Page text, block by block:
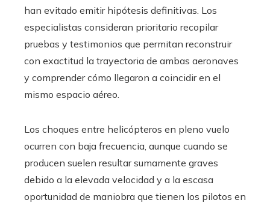
han evitado emitir hipótesis definitivas. Los
especialistas consideran prioritario recopilar
pruebas y testimonios que permitan reconstruir
con exactitud la trayectoria de ambas aeronaves
y comprender cómo llegaron a coincidir en el
mismo espacio aéreo.
Los choques entre helicópteros en pleno vuelo
ocurren con baja frecuencia, aunque cuando se
producen suelen resultar sumamente graves
debido a la elevada velocidad y a la escasa
oportunidad de maniobra que tienen los pilotos en